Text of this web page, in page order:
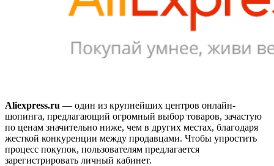
Aliexpress.ru — один из крупнейших центров онлайн-
шопинга, предлагающий огромный выбор товаров, зачастую
по ценам значительно ниже, чем в других местах, благодаря
жесткой конкуренции между продавцами. Чтобы упростить
процесс покупок, пользователям предлагается
зарегистрировать личный кабинет.